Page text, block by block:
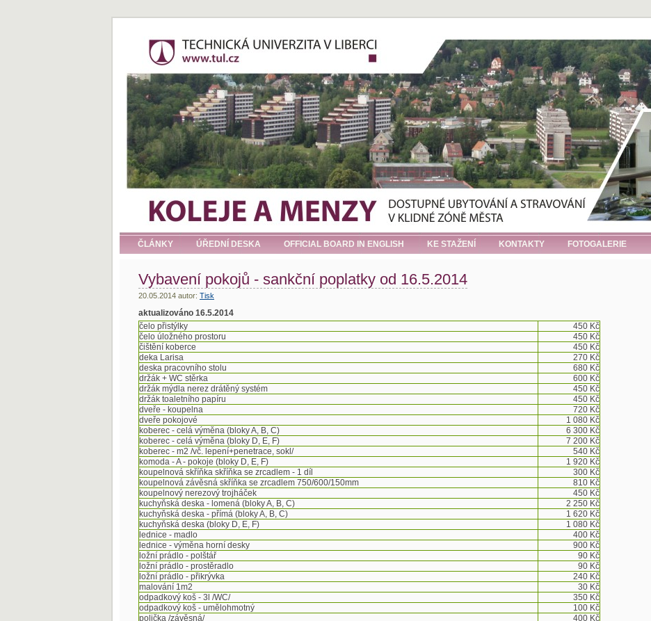
ČLÁNKY ÚŘEDNÍ DESKA OFFICIAL BOARD IN ENGLISH KE STAŽENÍ KONTAKTY FOTOGALERIE
Vybavení pokojů - sankční poplatky od 16.5.2014
20.05.2014 autor: Tisk
aktualizováno 16.5.2014
čelo přistýlky
450 Kč
čelo úložného prostoru
450 Kč
čištění koberce
450 Kč
deka Larisa
270 Kč
deska pracovního stolu
680 Kč
držák + WC stěrka
600 Kč
držák mýdla nerez drátěný systém
450 Kč
držák toaletního papíru
450 Kč
dveře - koupelna
720 Kč
dveře pokojové
1 080 Kč
koberec - celá výměna (bloky A, B, C)
6 300 Kč
koberec - celá výměna (bloky D, E, F)
7 200 Kč
koberec - m2 /vč. lepení+penetrace, sokl/
540 Kč
komoda - A - pokoje (bloky D, E, F)
1 920 Kč
koupelnová skříňka skříňka se zrcadlem - 1 díl
300 Kč
koupelnová závěsná skříňka se zrcadlem 750/600/150mm
810 Kč
koupelnový nerezový trojháček
450 Kč
kuchyňská deska - lomená (bloky A, B, C)
2 250 Kč
kuchyňská deska - přímá (bloky A, B, C)
1 620 Kč
kuchyňská deska (bloky D, E, F)
1 080 Kč
lednice - madlo
400 Kč
lednice - výměna horní desky
900 Kč
ložní prádlo - polštář
90 Kč
ložní prádlo - prostěradlo
90 Kč
ložní prádlo - přikrývka
240 Kč
malování 1m2
30 Kč
odpadkový koš - 3l /WC/
350 Kč
odpadkový koš - umělohmotný
100 Kč
polička /závěsná/
400 Kč